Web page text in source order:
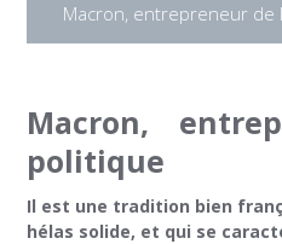
Macron, entrepreneur de
Macron,
politique
Il est une tradition bien
hélas solide, et qui se